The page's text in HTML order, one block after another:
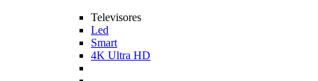
Televisores
Led
Smart
4K Ultra HD